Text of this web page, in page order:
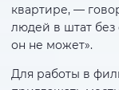
квартире, —
людей в штат без
он не может».
Для работы в